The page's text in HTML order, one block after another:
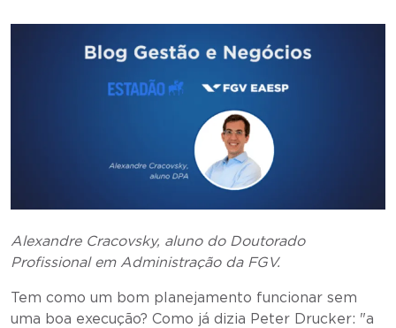
Alexandre Cracovsky, aluno do Doutorado
Profissional em Administração da FGV.
Tem como um bom planejamento funcionar sem
uma boa execução? Como já dizia Peter Drucker: "a